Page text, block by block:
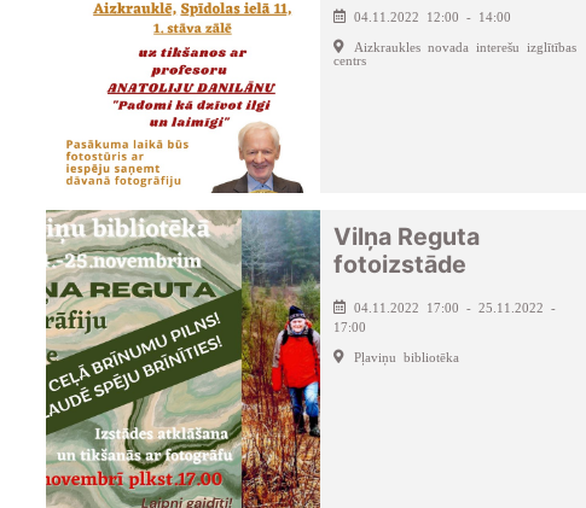
04.11.2022 12:00 - 14:00
Aizkraukles novada interešu izglītības
centrs
Vilņa Reguta
fotoizstāde
04.11.2022 17:00 - 25.11.2022 -
17:00
Pļaviņu bibliotēka